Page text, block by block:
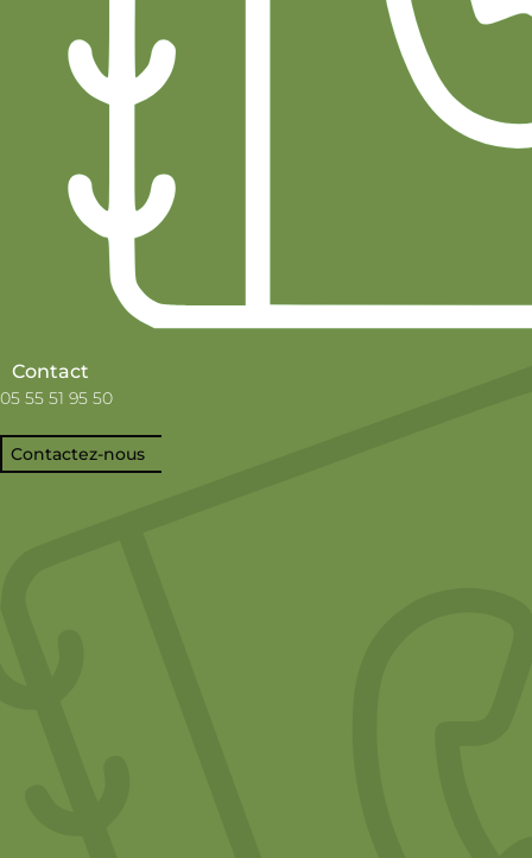
Contact
05 55 51 95 50
Contactez-nous